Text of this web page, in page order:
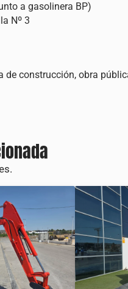
a gasolinera BP)
Nº 3
de construcción, obra